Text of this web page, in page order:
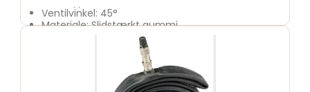
Ventilvinkel: 45°
Materiale: Slidstærkt gummi
Anvendelse: Barnecykler, klapvogne, løbecykler